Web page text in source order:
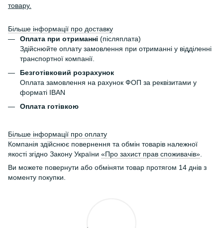
товару.
Більше інформації про доставку
Оплата при отриманні (післяплата)
Здійснюйте оплату замовлення при отриманні у відділенні
транспортної компанії.
Безготівковий розрахунок
Оплата замовлення на рахунок ФОП за реквізитами у
форматі IBAN
Оплата готівкою
Більше інформації про оплату
Компанія здійснює повернення та обмін товарів належної
якості згідно Закону України «Про захист прав споживачів»
Ви можете повернути або обміняти товар протягом 14 днів з
моменту покупки.